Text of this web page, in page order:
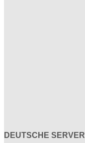
DEUTSCHE SERVER